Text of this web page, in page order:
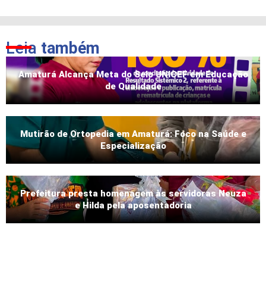
Leia também
Amaturá Alcança Meta do Selo UNICEF em Educação
de Qualidade
Mutirão de Ortopedia em Amaturá: Foco na Saúde e
Especialização
Prefeitura presta homenagem às servidoras Neuza
e Hilda pela aposentadoria